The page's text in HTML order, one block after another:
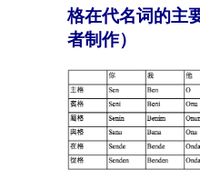
格在代名词的主
者制作）